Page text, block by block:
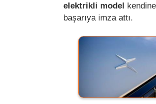
elektrikli model
başarıya imza attı.